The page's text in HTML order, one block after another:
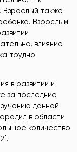
Взрослый также
Взрослым
влияние
трудно
в развитии и
за последние
данной
в области
количество